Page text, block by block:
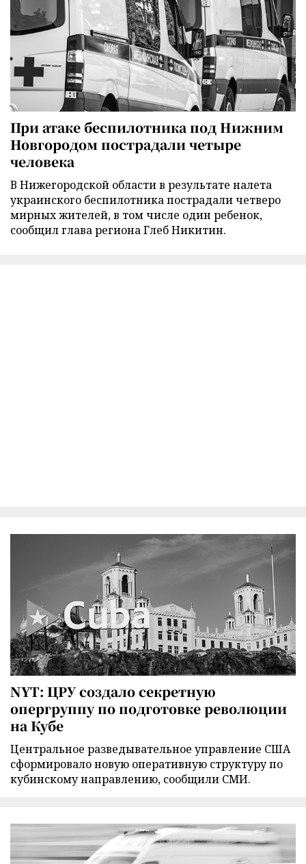
При атаке беспилотника под Нижним
Новгородом пострадали четыре
человека
В Нижегородской области в результате налета
украинского беспилотника пострадали четверо
мирных жителей, в том числе один ребенок,
сообщил глава региона Глеб Никитин.
NYT: ЦРУ создало секретную
опергруппу по подготовке революции
на Кубе
Центральное разведывательное управление США
сформировало новую оперативную структуру по
кубинскому направлению, сообщили СМИ.